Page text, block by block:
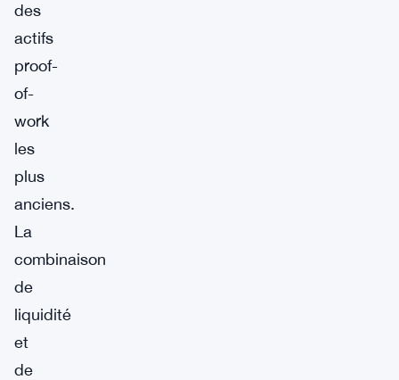
des
actifs
proof-
of-
work
les
plus
anciens.
La
combinaison
de
liquidité
et
de